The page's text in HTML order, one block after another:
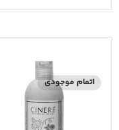
اتمام موجودی